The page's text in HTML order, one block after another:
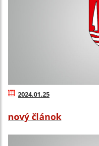
2024.01.25
nový článok